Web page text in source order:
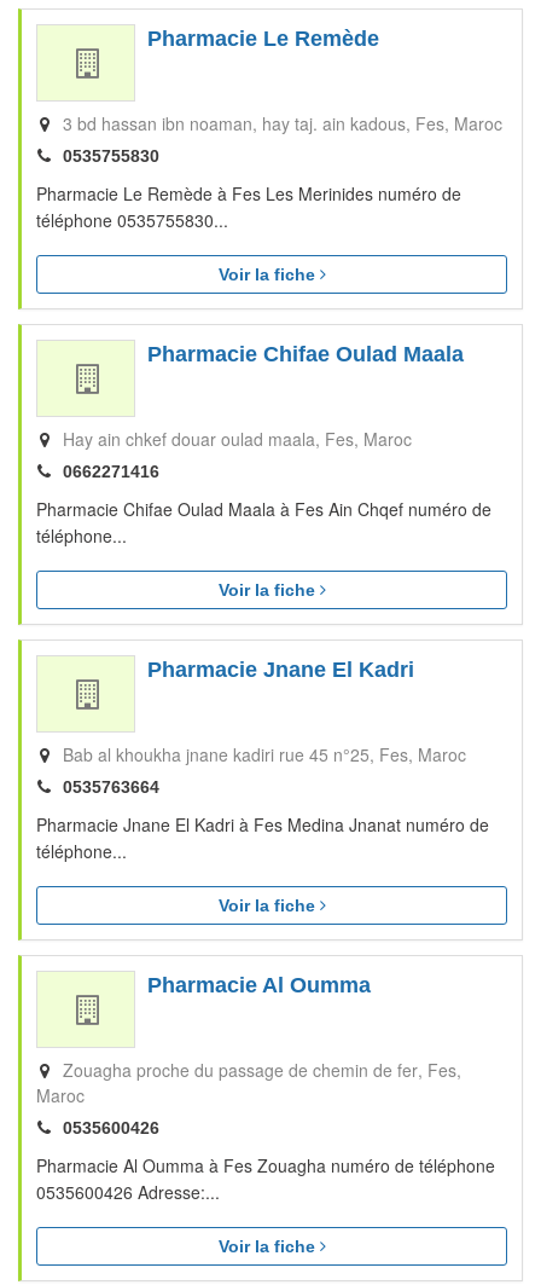
Pharmacie Le Remède
3 bd hassan ibn noaman, hay taj. ain kadous Fes Maroc
0535755830
Pharmacie Le Remède à Fes Les Merinides numéro de
téléphone 0535755830...
Voir la fiche
Pharmacie Chifae Oulad Maala
Hay ain chkef douar oulad maala Fes Maroc
0662271416
Pharmacie Chifae Oulad Maala à Fes Ain Chqef numéro de
téléphone...
Voir la fiche
Pharmacie Jnane El Kadri
Bab al khoukha jnane kadiri rue 45 n°25 Fes Maroc
0535763664
Pharmacie Jnane El Kadri à Fes Medina Jnanat numéro de
téléphone...
Voir la fiche
Pharmacie Al Oumma
Zouagha proche du passage de chemin de fer Fes
Maroc
0535600426
Pharmacie Al Oumma à Fes Zouagha numéro de téléphone
0535600426 Adresse:...
Voir la fiche